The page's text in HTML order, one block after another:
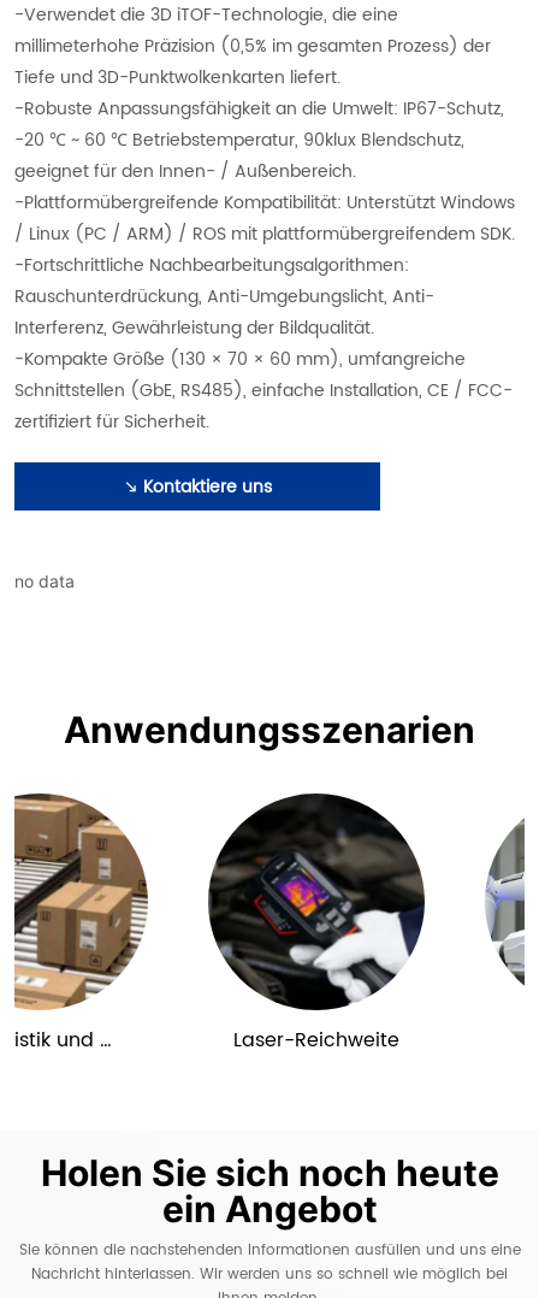
-Verwendet die 3D iTOF-Technologie, die eine
millimeterhohe Präzision (0,5% im gesamten Prozess) der
Tiefe und 3D-Punktwolkenkarten liefert.
-Robuste Anpassungsfähigkeit an die Umwelt: IP67-Schutz,
-20 ℃ ~ 60 ℃ Betriebstemperatur, 90klux Blendschutz,
geeignet für den Innen- / Außenbereich.
-Plattformübergreifende Kompatibilität: Unterstützt Windows
/ Linux (PC / ARM) / ROS mit plattformübergreifendem SDK.
-Fortschrittliche Nachbearbeitungsalgorithmen:
Rauschunterdrückung, Anti-Umgebungslicht, Anti-
Interferenz, Gewährleistung der Bildqualität.
-Kompakte Größe (130 × 70 × 60 mm), umfangreiche
Schnittstellen (GbE, RS485), einfache Installation, CE / FCC-
zertifiziert für Sicherheit.
Kontaktiere uns
no data
Anwendungsszenarien
und
Laser-Reichweite
Holen Sie sich noch heute
ein Angebot
Sie können die nachstehenden Informationen ausfüllen und uns eine
Nachricht hinterlassen. Wir werden uns so schnell wie möglich bei